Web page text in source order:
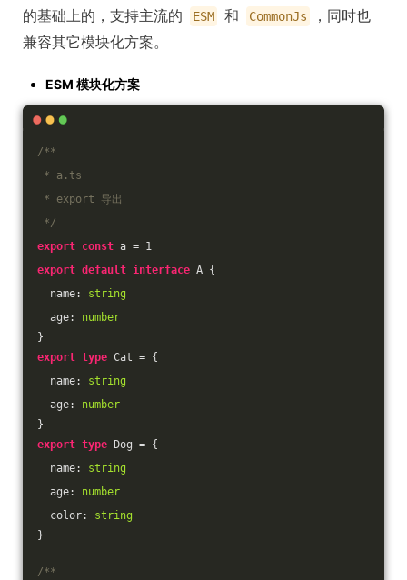
的基础上的，支持主流的 ESM 和 CommonJs
，同时也
兼容其它模块化方案。
ESM 模块化方案
/**
* a.ts
* export 导出
*/
export const a = 1
export default interface A {
name: string
age: number
}
export type Cat = {
name: string
age: number
}
export type Dog = {
name: string
age: number
color: string
}
/**